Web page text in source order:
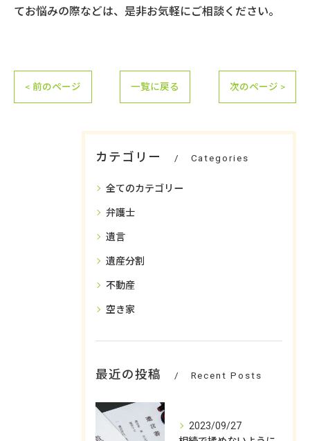
てお悩みの際などは、是非お気軽にご相談ください。
< 前のページ 一覧に戻る 次のページ >
カテゴリー Categories
全てのカテゴリー
弁護士
遺言
遺産分割
不動産
空き家
最近の投稿 Recent Posts
2023/09/27